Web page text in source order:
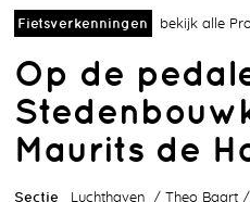
Fietsverkenningen bekijk alle
Op de
Maurits de
Sectie Luchthaven Theo Baart